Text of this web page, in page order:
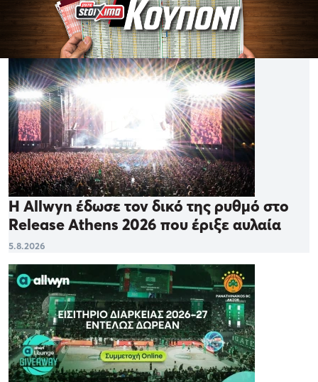
Η Allwyn έδωσε τον δικό της ρυθμό στο
Release Athens 2026 που έριξε αυλαία
5.8.2026